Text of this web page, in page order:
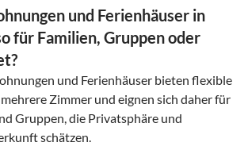
und Ferienhäuser in
für Familien, Gruppen oder
und Ferienhäuser bieten flexible
Zimmer und eignen sich daher für
Gruppen, die Privatsphäre und
schätzen.